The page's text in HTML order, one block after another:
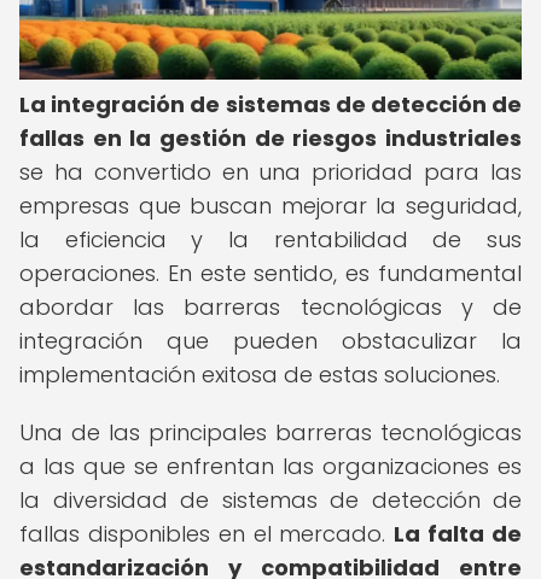
La integración de sistemas de detección de
fallas en la gestión de riesgos industriales
se ha convertido en una prioridad para las
empresas que buscan mejorar la seguridad,
la eficiencia y la rentabilidad de sus
operaciones. En este sentido, es fundamental
abordar las barreras tecnológicas y de
integración que pueden obstaculizar la
implementación exitosa de estas soluciones.
Una de las principales barreras tecnológicas
a las que se enfrentan las organizaciones es
la diversidad de sistemas de detección de
fallas disponibles en el mercado. La falta de
estandarización y compatibilidad entre